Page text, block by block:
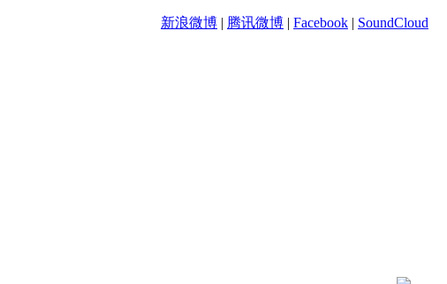
新浪微博 | 腾讯微博 | Facebook | SoundCloud